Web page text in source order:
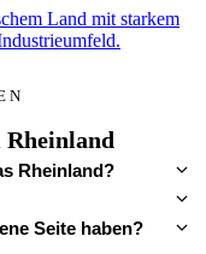
Land mit starkem
Rheinland?
Seite haben?